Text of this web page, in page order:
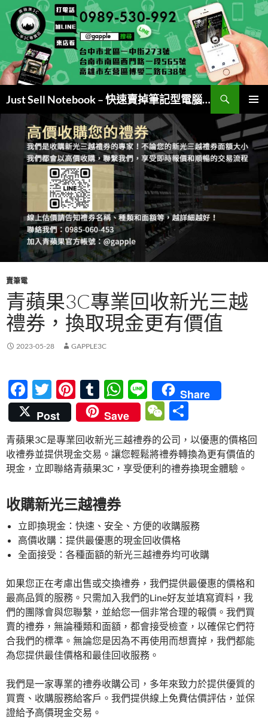
至
內
容
Just Sell Notebook – 快速賣掉筆記型電腦 (現金交易)
尋
主要選單
賣筆電
青蘋果3C專業回收新光三越
禮券，換取現金更有價值
2023-05-28 GAPPLE3C
F
ac
e
b
o
k
T
w
itt
er
Pi
nt
er
es
t
T
u
m
bl
r
W
h
at
s
A
Li
n
e
Share
Post
Save
W
e
C
h
享
青蘋果3C是專業回收新光三越禮券的公司，以優惠的價格回
收禮券並提供現金交易。讓您輕鬆將禮券轉換為更有價值的
現金，立即聯絡青蘋果3C，享受便利的禮券換現金體驗。
收購新光三越禮券
立即換現金：快速、安全、方便的收購服務
高價收購：提供最優惠的現金回收價格
全面接受：各種面額的新光三越禮券均可收購
如果您正在考慮出售或交換禮券，我們提供最優惠的價格和
最高品質的服務。只需加入我們的Line好友並填寫資料，我
們的團隊會與您聯繫，並給您一個非常合理的報價。我們買
賣的禮券，無論種類和面額，都會接受檢查，以確保它們符
合我們的標準。無論您是因為不再使用而想賣掉，我們都能
為您提供最佳價格和最佳回收服務。
我們是一家專業的禮券收購公司，多年來致力於提供優質的
買賣、收購服務給客戶。我們提供線上免費估價評估，並保
證給予高價現金交易。